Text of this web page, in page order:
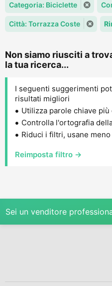
Categoria: Biciclette
Città: Torrazza Coste
Non siamo riusciti a
la tua ricerca...
I seguenti suggerimenti
risultati migliori
Utilizza parole chiave
Controlla l'ortografia
Riduci i filtri, usane meno
Reimposta filtro →
Sei un venditore